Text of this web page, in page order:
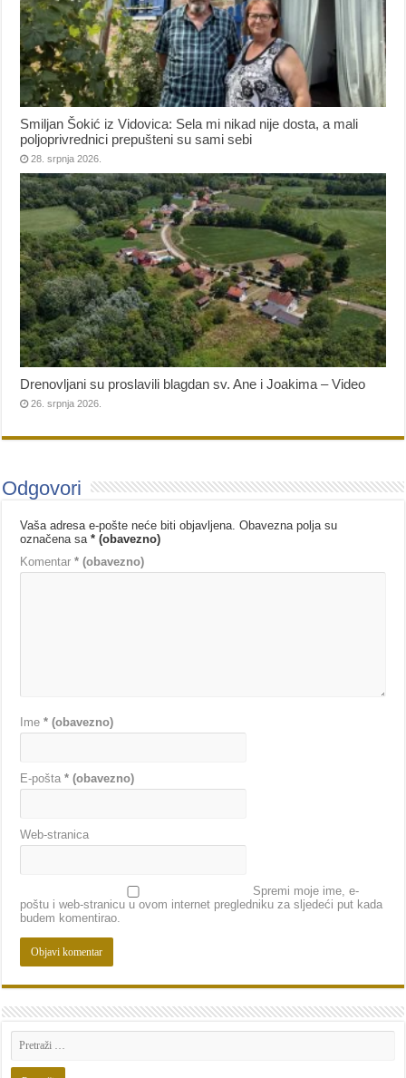
Smiljan Šokić iz Vidovica: Sela mi nikad nije dosta, a mali
poljoprivrednici prepušteni su sami sebi
28. srpnja 2026.
Drenovljani su proslavili blagdan sv. Ane i Joakima – Video
26. srpnja 2026.
Odgovori
Vaša adresa e-pošte neće biti objavljena. Obavezna polja su
označena sa* (obavezno)
Komentar* (obavezno)
Ime* (obavezno)
E-pošta* (obavezno)
Web-stranica
Spremi moje ime, e-
poštu i web-stranicu u ovom internet pregledniku za sljedeći put kada
budem komentirao.